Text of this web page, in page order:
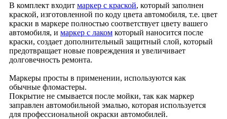
В комплект входит маркер с краской, который заполнен
краской, изготовленной по коду цвета автомобиля, т.е. цвет
краски в маркере полностью соответствует цвету вашего
автомобиля, и маркер с лаком который наносится после
краски, создает дополнительный защитный слой, который
предотвращает новые повреждения и увеличивает
долговечность ремонта.
Маркеры просты в применении, используются как
обычные фломастеры.
Покрытие не смывается после мойки, так как маркер
заправлен автомобильной эмалью, которая используется
для профессиональной окраски автомобилей.